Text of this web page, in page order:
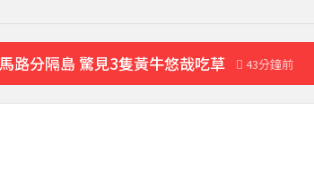
路分隔島 驚見3隻黃牛悠哉吃草 43分鐘前
錯的？醫師曝「喝水黃金公式」猛灌恐水中毒
車登場 660新動力更順暢